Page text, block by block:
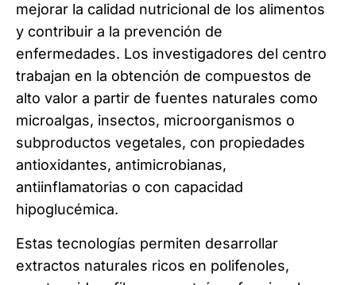
mejorar la calidad nutricional de los alimentos
y contribuir a la prevención de
enfermedades. Los investigadores del centro
trabajan en la obtención de compuestos de
alto valor a partir de fuentes naturales como
microalgas, insectos, microorganismos o
subproductos vegetales, con propiedades
antioxidantes, antimicrobianas,
antiinflamatorias o con capacidad
hipoglucémica.
Estas tecnologías permiten desarrollar
extractos naturales ricos en polifenoles,